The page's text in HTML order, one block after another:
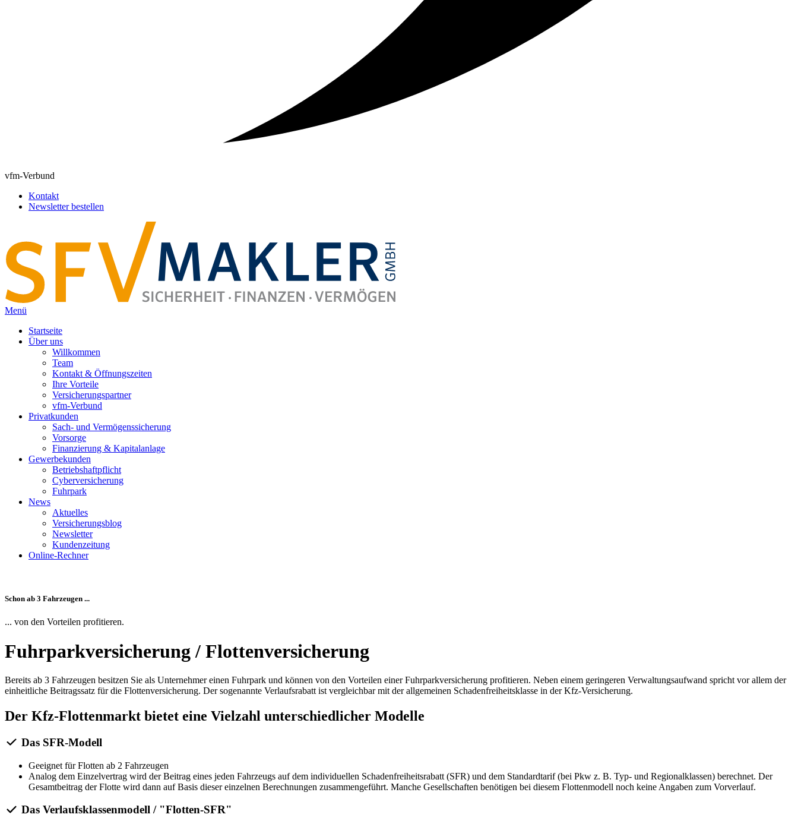
vfm-Verbund
Kontakt
Newsletter bestellen
Menü
Startseite
Über uns
Willkommen
Team
Kontakt & Öffnungszeiten
Ihre Vorteile
Versicherungspartner
vfm-Verbund
Privatkunden
Sach- und Vermögenssicherung
Vorsorge
Finanzierung & Kapitalanlage
Gewerbekunden
Betriebshaftpflicht
Cyberversicherung
Fuhrpark
News
Aktuelles
Versicherungsblog
Newsletter
Kundenzeitung
Online-Rechner
Schon ab 3 Fahrzeugen ...
... von den Vorteilen profitieren.
Fuhrparkversicherung / Flottenversicherung
Bereits ab 3 Fahrzeugen besitzen Sie als Unternehmer einen Fuhrpark und können von den Vorteilen einer Fuhrparkversicherung profitieren. Neben einem geringeren Verwaltungsaufwand spricht vor allem der
einheitliche Beitragssatz für die Flottenversicherung. Der sogenannte Verlaufsrabatt ist vergleichbar mit der allgemeinen Schadenfreiheitsklasse in der Kfz-Versicherung.
Der Kfz-Flottenmarkt bietet eine Vielzahl unterschiedlicher Modelle
Das SFR-Modell
Geeignet für Flotten ab 2 Fahrzeugen
Analog dem Einzelvertrag wird der Beitrag eines jeden Fahrzeugs auf dem individuellen Schadenfreiheitsrabatt (SFR) und dem Standardtarif (bei Pkw z. B. Typ- und Regionalklassen) berechnet. Der
Gesamtbeitrag der Flotte wird dann auf Basis dieser einzelnen Berechnungen zusammengeführt. Manche Gesellschaften benötigen bei diesem Flottenmodell noch keine Angaben zum Vorverlauf.
Das Verlaufsklassenmodell / "Flotten-SFR"